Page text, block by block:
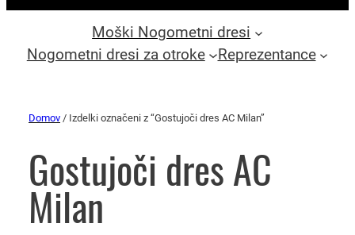
Moški Nogometni dresi
Nogometni dresi za otroke
Reprezentance
Domov / Izdelki označeni z “Gostujoči dres AC Milan”
Gostujoči dres AC
Milan